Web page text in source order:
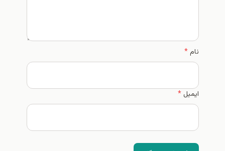
نام*
ایمیل*